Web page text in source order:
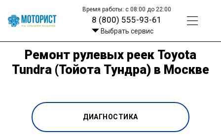
Время работы: с 08:00 до 22:00
8 (800) 555-93-61
Выбрать сервис
Ремонт рулевых реек Toyota
Tundra (Тойота Тундра) в Москве
ДИАГНОСТИКА